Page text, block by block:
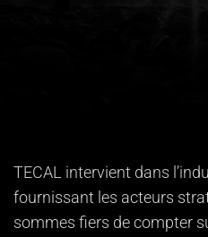
TECAL intervient dans
fournissant les acteurs
sommes fiers de compter